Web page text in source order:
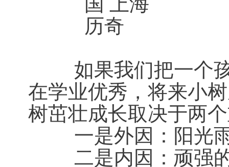
如果我们把一个孩
在学业优秀，将来小
树茁壮成长取决于两
一是外因：阳光
二是内因：顽强的